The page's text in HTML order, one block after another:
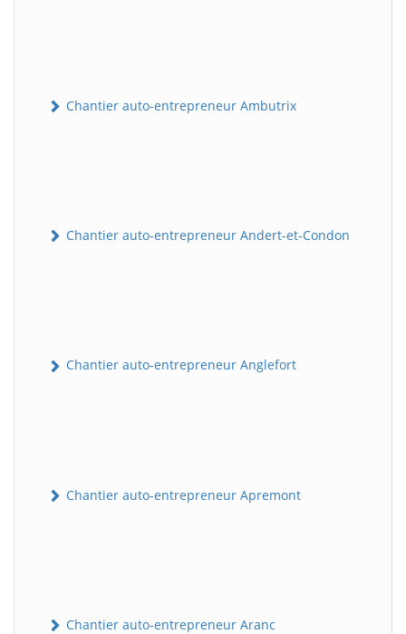
Chantier auto-entrepreneur Ambutrix
Chantier auto-entrepreneur Andert-et-Condon
Chantier auto-entrepreneur Anglefort
Chantier auto-entrepreneur Apremont
Chantier auto-entrepreneur Aranc